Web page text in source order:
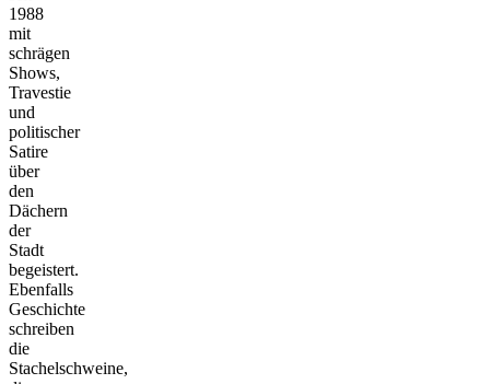
1988
mit
schrägen
Shows,
Travestie
und
politischer
Satire
über
den
Dächern
der
Stadt
begeistert.
Ebenfalls
Geschichte
schreiben
die
Stachelschweine,